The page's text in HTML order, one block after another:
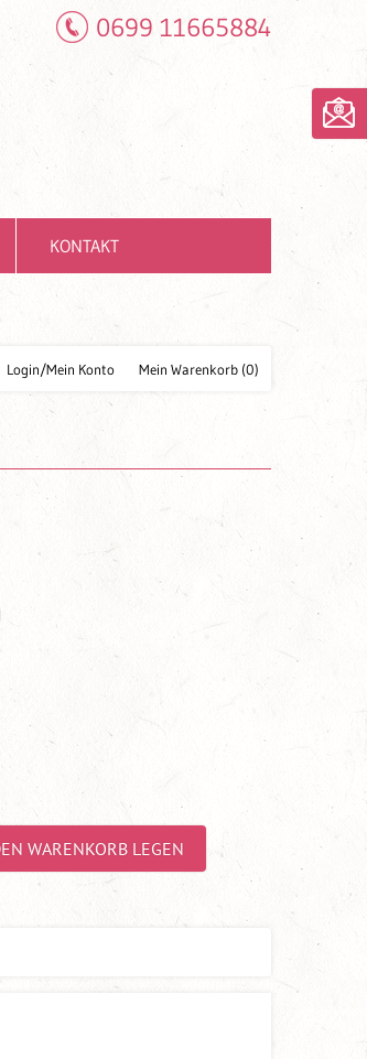
0699 11665884
KONTAKT
Mein Warenkorb (0)
Login/Mein Konto
WARENKORB LEGEN